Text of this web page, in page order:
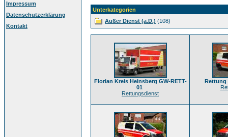
Impressum
Datenschutzerklärung
Kontakt
Unterkategorien
Außer Dienst (a.D.) (108)
Florian Kreis Heinsberg GW-RETT-
01
Rettungsdienst
Rettung